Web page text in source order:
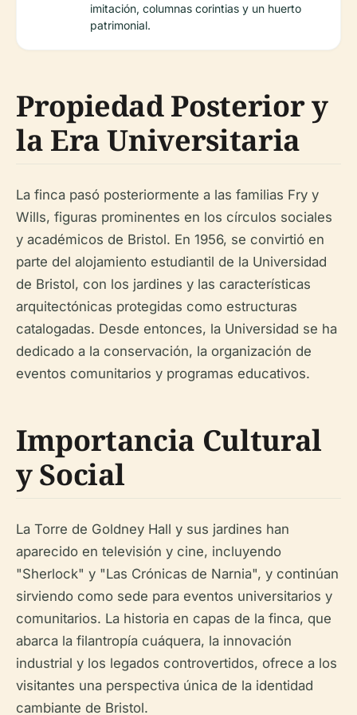
imitación, columnas corintias y un huerto
patrimonial.
Propiedad Posterior y
la Era Universitaria
La finca pasó posteriormente a las familias Fry y
Wills, figuras prominentes en los círculos sociales
y académicos de Bristol. En 1956, se convirtió en
parte del alojamiento estudiantil de la Universidad
de Bristol, con los jardines y las características
arquitectónicas protegidas como estructuras
catalogadas. Desde entonces, la Universidad se ha
dedicado a la conservación, la organización de
eventos comunitarios y programas educativos.
Importancia Cultural
y Social
La Torre de Goldney Hall y sus jardines han
aparecido en televisión y cine, incluyendo
"Sherlock" y "Las Crónicas de Narnia", y continúan
sirviendo como sede para eventos universitarios y
comunitarios. La historia en capas de la finca, que
abarca la filantropía cuáquera, la innovación
industrial y los legados controvertidos, ofrece a los
visitantes una perspectiva única de la identidad
cambiante de Bristol.